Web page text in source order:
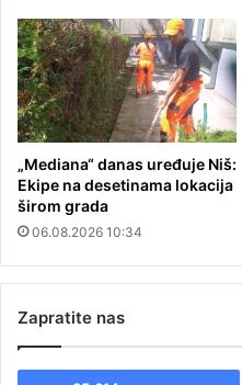
„Mediana“ danas uređuje Niš:
Ekipe na desetinama lokacija
širom grada
06.08.2026 10:34
Zapratite nas